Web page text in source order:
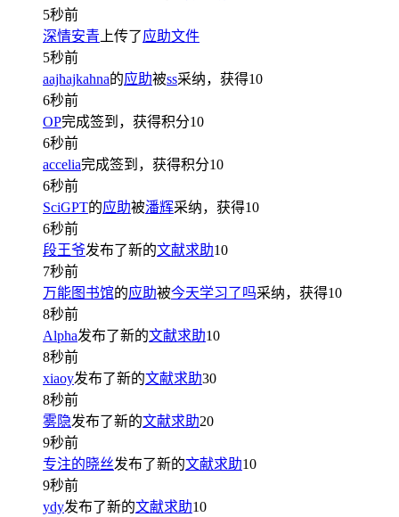
5秒前
深情安青 上传了应助文件
5秒前
aajhajkahna的应助被ss采纳，获得10
6秒前
OP完成签到，获得积分10
6秒前
accelia完成签到，获得积分10
6秒前
SciGPT的应助被潘辉采纳，获得10
6秒前
段王爷发布了新的文献求助10
7秒前
万能图书馆的应助被今天学习了吗采纳，获得10
8秒前
Alpha发布了新的文献求助10
8秒前
xiaoy发布了新的文献求助30
8秒前
雾隐发布了新的文献求助20
9秒前
专注的晓丝发布了新的文献求助10
9秒前
ydy发布了新的文献求助10